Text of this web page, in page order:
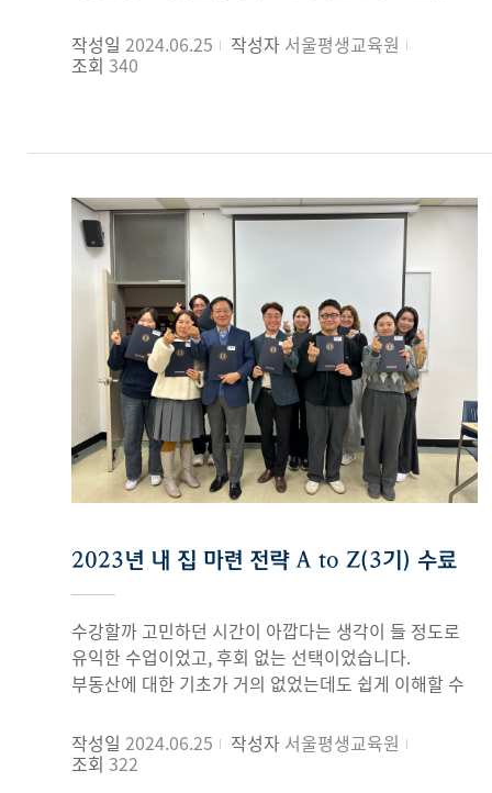
있었습니다. 특히 여러 작가님들의 강연을 관통하는
핵심적인 내용을 반복적으로 공부할 수 있어 업계와
작성일 2024.06.25 작성자 서울평생교육원
조회 340
2023년 내 집 마련 전략 A to Z(3기) 수료
수강할까 고민하던 시간이 아깝다는 생각이 들 정도로
유익한 수업이었고, 후회 없는 선택이었습니다.
부동산에 대한 기초가 거의 없었는데도 쉽게 이해할 수
기다려졌습니다.
작성일 2024.06.25 작성자 서울평생교육원
조회 322